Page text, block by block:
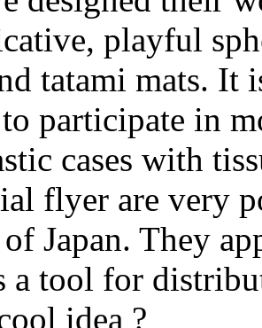
playful
tatami mats. It
to participate in
cases with
flyer are very
Japan. They
a tool for
idea ?